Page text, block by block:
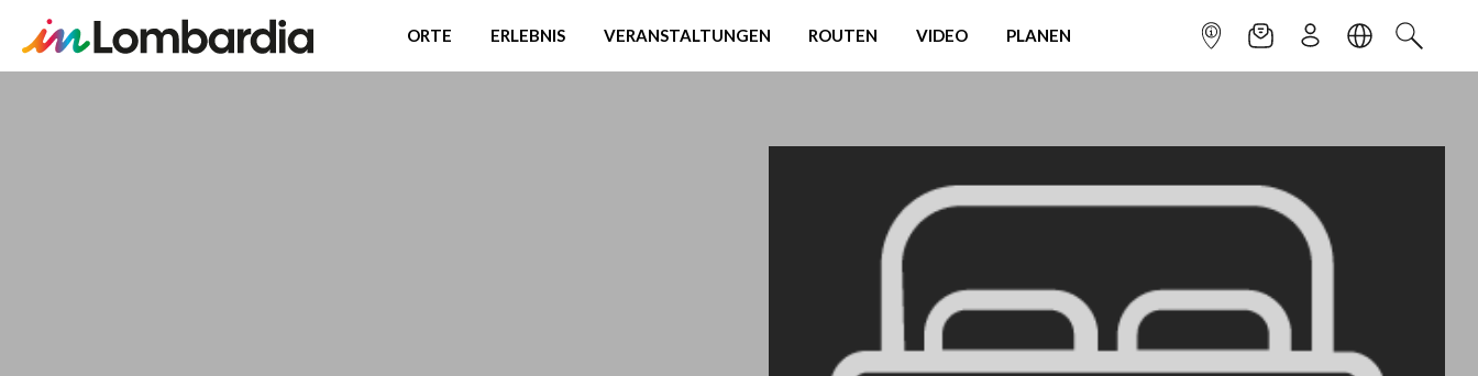
ORTE ERLEBNIS VERANSTALTUNGEN ROUTEN VIDEO PLANEN INFOPUNKTNEWSLETTER
ANMELDENSPRACHESUCHEN